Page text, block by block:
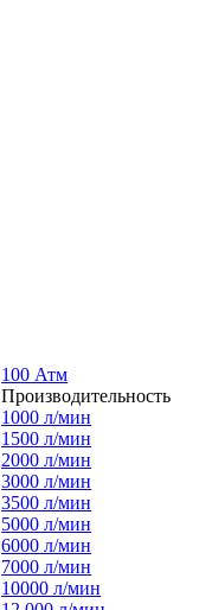
100 Атм
Производительность
1000 л/мин
1500 л/мин
2000 л/мин
3000 л/мин
3500 л/мин
5000 л/мин
6000 л/мин
7000 л/мин
10000 л/мин